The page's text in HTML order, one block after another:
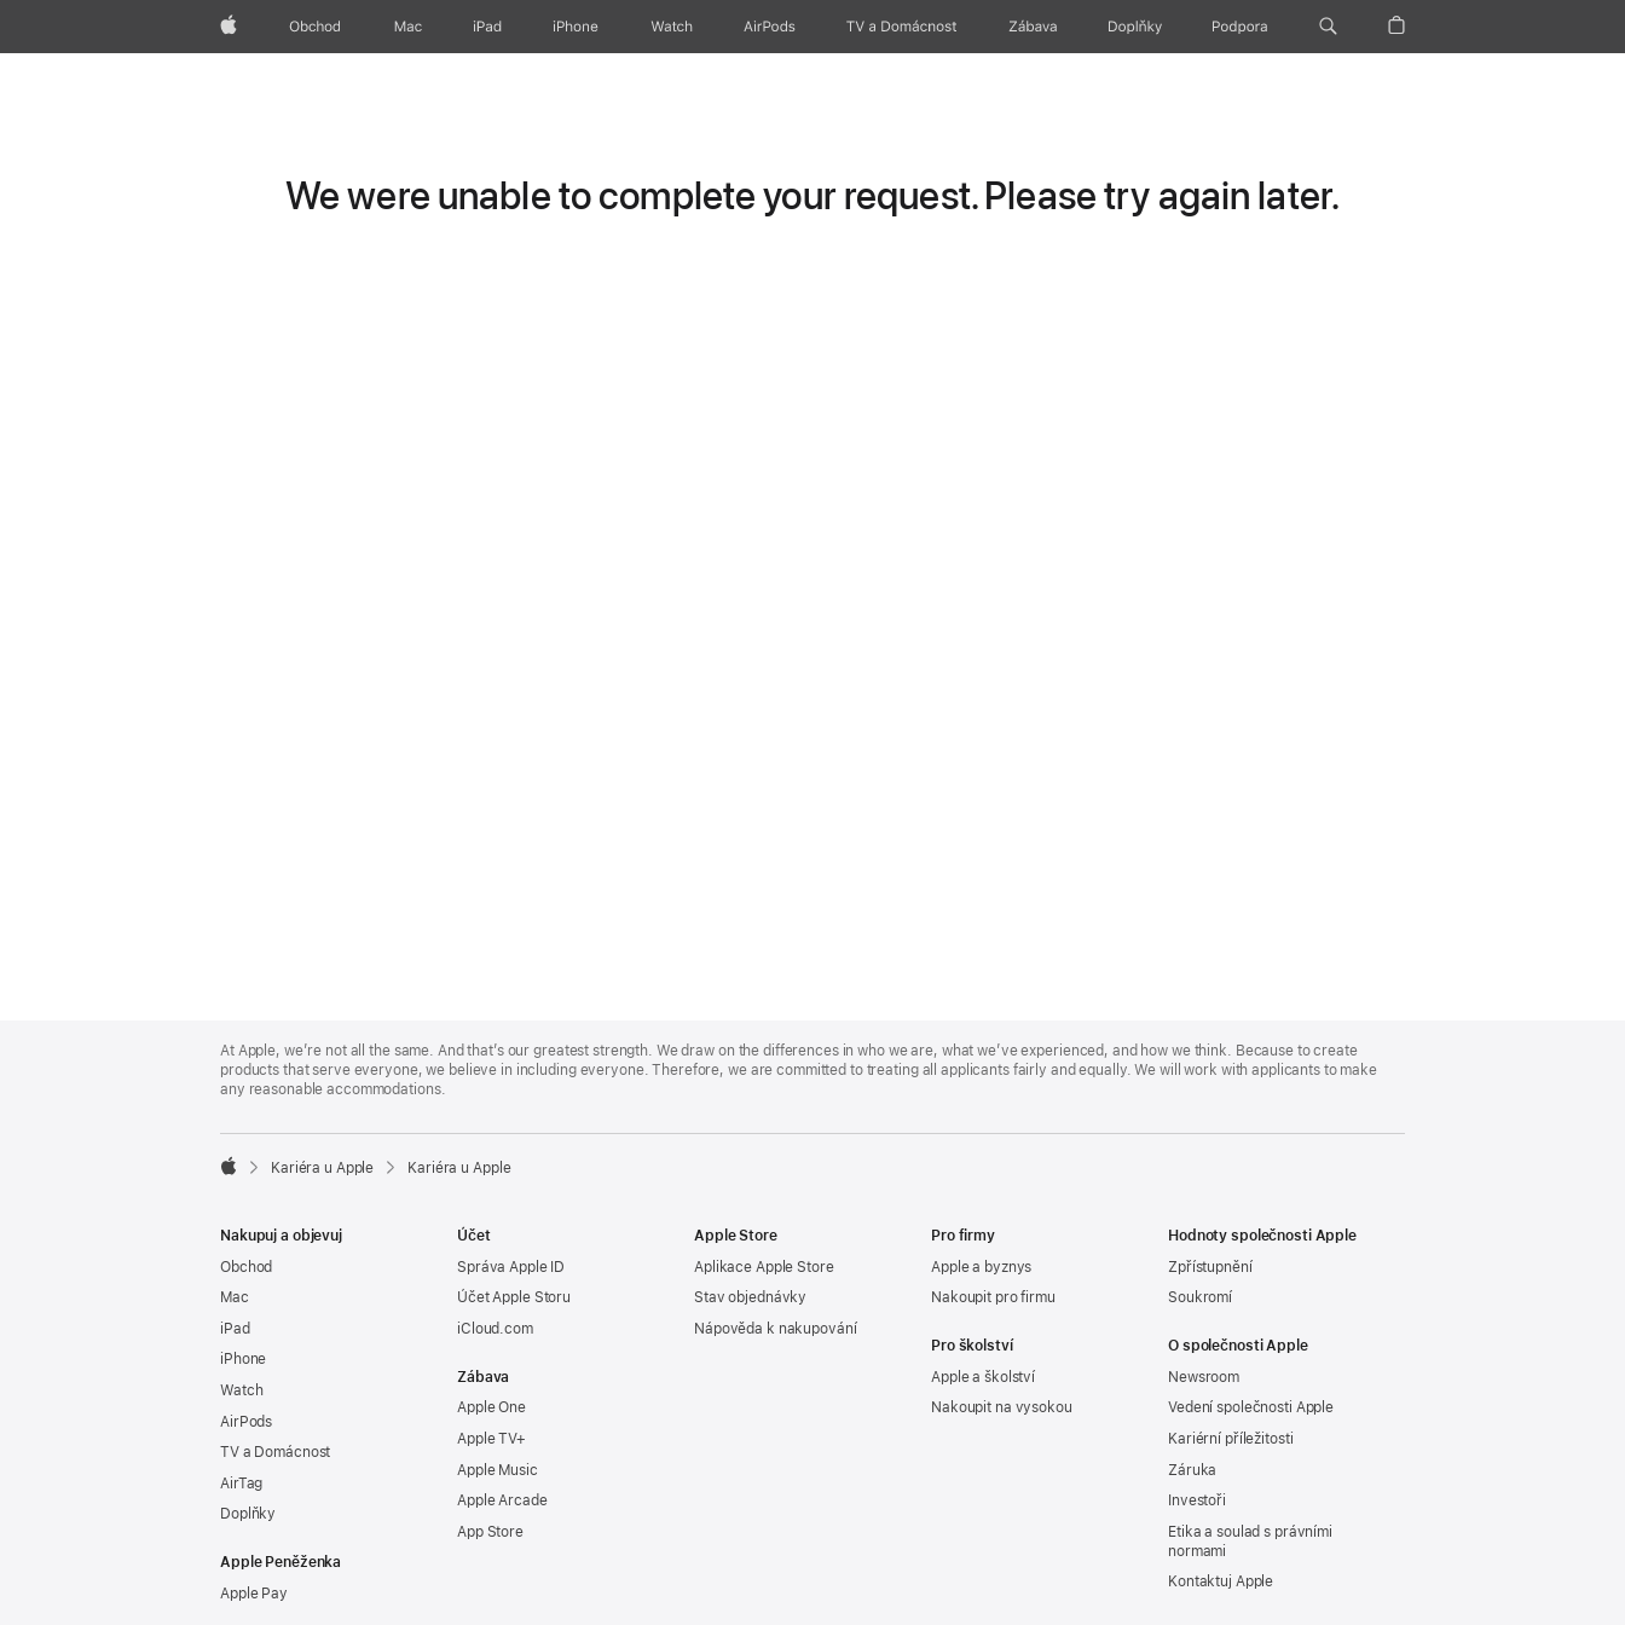
AppleObchod Mac iPad iPhone Watch AirPods TV a Domácnost Zábava Doplňky Podpora
We were unable to complete your request. Please try again later.
Footer
At Apple, we’re not all the same. And that’s our greatest strength. We draw on the differences in who we are, what we’ve experienced, and how we think. Because to create
products that serve everyone, we believe in including everyone. Therefore, we are committed to treating all applicants fairly and equally. We will work with applicants to make
any reasonable accommodations.

Kariéra u Apple Kariéra u Apple
Nakupuj a objevuj
Obchod
Mac
iPad
iPhone
Watch
AirPods
TV a Domácnost
AirTag
Doplňky
Apple Peněženka
Apple Pay
Účet
Správa Apple ID
Účet Apple Storu
iCloud.com
Zábava
Apple One
Apple TV+
Apple Music
Apple Arcade
App Store
Apple Store
Aplikace Apple Store
Stav objednávky
Nápověda k nakupování
Pro firmy
Apple a byznys
Nakoupit pro firmu
Pro školství
Apple a školství
Nakoupit na vysokou
Hodnoty společnosti Apple
Zpřístupnění
Soukromí
O společnosti Apple
Newsroom
Vedení společnosti Apple
Kariérní příležitosti
Záruka
Investoři
Etika a soulad s právními
normami
Kontaktuj Apple